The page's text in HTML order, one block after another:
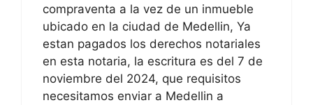
compraventa a la vez de un inmueble
ubicado en la ciudad de Medellin, Ya
estan pagados los derechos notariales
en esta notaria, la escritura es del 7 de
noviembre del 2024, que requisitos
necesitamos enviar a Medellin a